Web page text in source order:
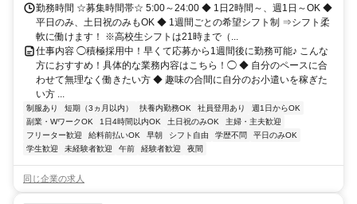
勤務時間 ☆募集時間帯☆ 5:00～24:00 ◆ 1日2時間～、週1日～OK ◆
平日のみ、土日祝のみもOK ◆ 1週間ごとの希望シフト制 ⇒シフト柔
軟に働けます！ ※高校生シフトは21時まで（...
仕事内容 ◯積極採用中！早くて応募から1週間後に勤務可能♪ こんな
方におすすめ！具体的な業務内容はこちら！◯ ◆ 自分のペースに合
わせて無理なく働きたい方 ◆ 趣味の合間に自分のお小遣いを稼ぎた
い方 ...
制服あり 短期（3ヵ月以内） 扶養内勤務OK 社員登用あり
週1日からOK
副業・WワークOK
1日4時間以内OK 土日祝のみOK
主婦・主夫歓迎
フリーター歓迎
給料前払いOK 早朝 シフト自由 学歴不問
平日のみOK
学生歓迎
未経験者歓迎 午前 経験者歓迎 夜間
同じ企業の求人